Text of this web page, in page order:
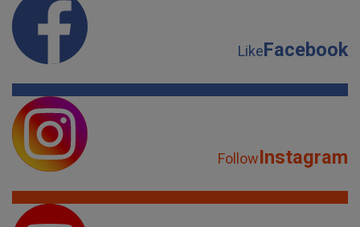
LikeFacebook
FollowInstagram